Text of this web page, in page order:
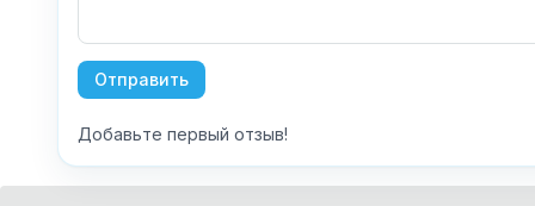
Отправить
Добавьте первый отзыв!